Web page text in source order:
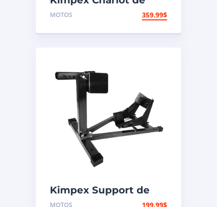
transport long pour
motocyclette – sortie
avant 1500 lb
MOTOS 359.99$
Kimpex Support de
pneu
MOTOS 199.99$